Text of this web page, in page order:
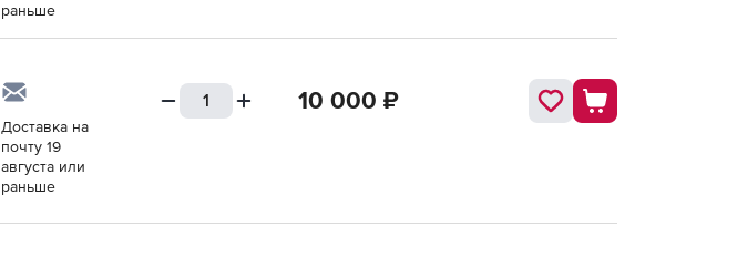
раньше
Доставка на
почту 19
августа или
раньше
10 000 ₽